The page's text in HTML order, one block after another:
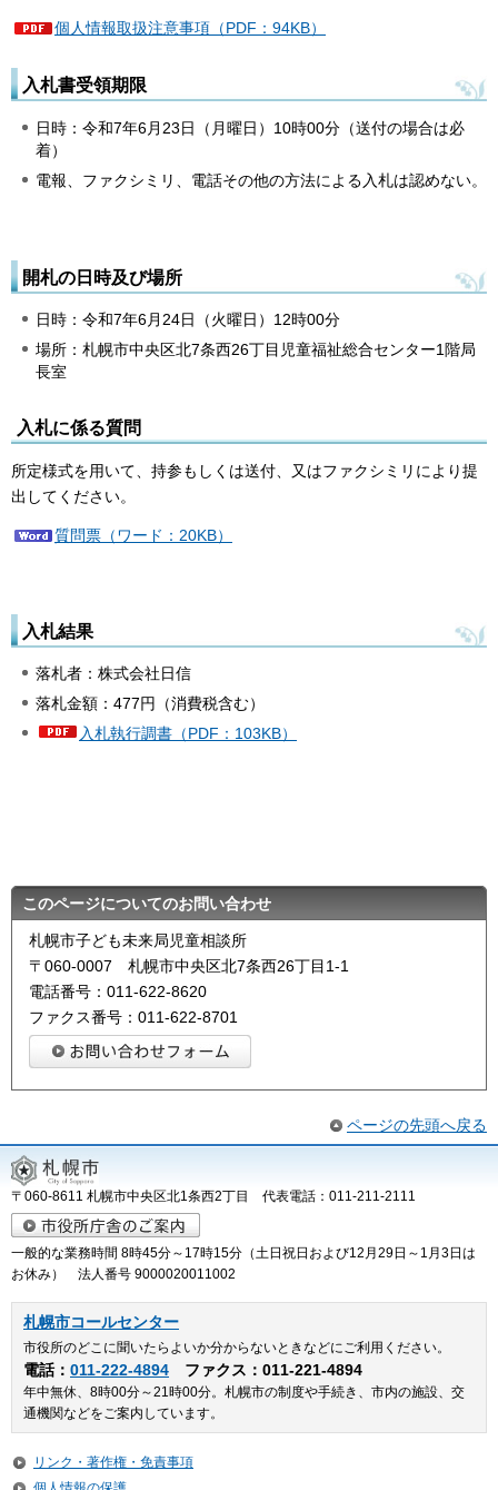
個人情報取扱注意事項（PDF：94KB）
入札書受領期限
日時：令和7年6月23日（月曜日）10時00分（送付の場合は必
着）
電報、ファクシミリ、電話その他の方法による入札は認めない。
開札の日時及び場所
日時：令和7年6月24日（火曜日）12時00分
場所：札幌市中央区北7条西26丁目児童福祉総合センター1階局
長室
入札に係る質問
所定様式を用いて、持参もしくは送付、又はファクシミリにより提
出してください。
質問票（ワード：20KB）
入札結果
落札者：株式会社日信
落札金額：477円（消費税含む）
入札執行調書（PDF：103KB）
このページについてのお問い合わせ
札幌市子ども未来局児童相談所
〒060-0007 札幌市中央区北7条西26丁目1-1
電話番号：011-622-8620
ファクス番号：011-622-8701
ページの先頭へ戻る
〒060-8611 札幌市中央区北1条西2丁目 代表電話：011-211-2111
一般的な業務時間 8時45分～17時15分（土日祝日および12月29日～1月3日は
お休み） 法人番号 9000020011002
札幌市コールセンター
市役所のどこに聞いたらよいか分からないときなどにご利用ください。
電話： 011-222-4894 ファクス：011-221-4894
年中無休、8時00分～21時00分。札幌市の制度や手続き、市内の施設、交
通機関などをご案内しています。
リンク・著作権・免責事項